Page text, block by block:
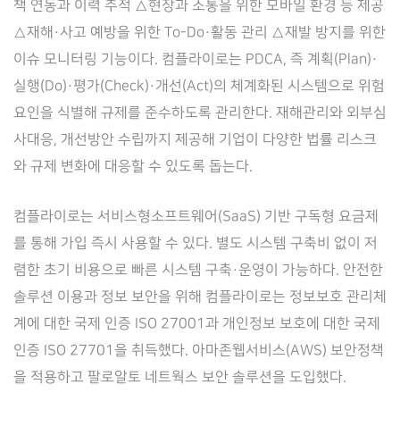
책 연동과 이력 추적 △현장과 소통을 위한 모바일 환경 등 제공
△재해·사고 예방을 위한 To-Do·활동 관리 △재발 방지를 위한
이슈 모니터링 기능이다. 컴플라이로는 PDCA, 즉 계획(Plan)·
실행(Do)·평가(Check)·개선(Act)의 체계화된 시스템으로 위험
요인을 식별해 규제를 준수하도록 관리한다. 재해관리와 외부심
사대응, 개선방안 수립까지 제공해 기업이 다양한 법률 리스크
와 규제 변화에 대응할 수 있도록 돕는다.
컴플라이로는 서비스형소프트웨어(SaaS) 기반 구독형 요금제
를 통해 가입 즉시 사용할 수 있다. 별도 시스템 구축비 없이 저
렴한 초기 비용으로 빠른 시스템 구축·운영이 가능하다. 안전한
솔루션 이용과 정보 보안을 위해 컴플라이로는 정보보호 관리체
계에 대한 국제 인증 ISO 27001과 개인정보 보호에 대한 국제
인증 ISO 27701을 취득했다. 아마존웹서비스(AWS) 보안정책
을 적용하고 팔로알토 네트웍스 보안 솔루션을 도입했다.